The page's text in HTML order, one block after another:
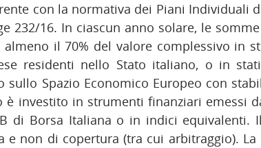
con la normativa dei Piani Individuali
232/16. In ciascun anno solare, le
almeno il 70% del valore complessivo in
residenti nello Stato italiano, o in
sullo Spazio Economico Europeo con
è investito in strumenti finanziari emessi
di Borsa Italiana o in indici equivalenti.
e non di copertura (tra cui arbitraggio). La